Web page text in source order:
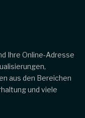
Ihre Online-Adresse
aus den Bereichen
und viele